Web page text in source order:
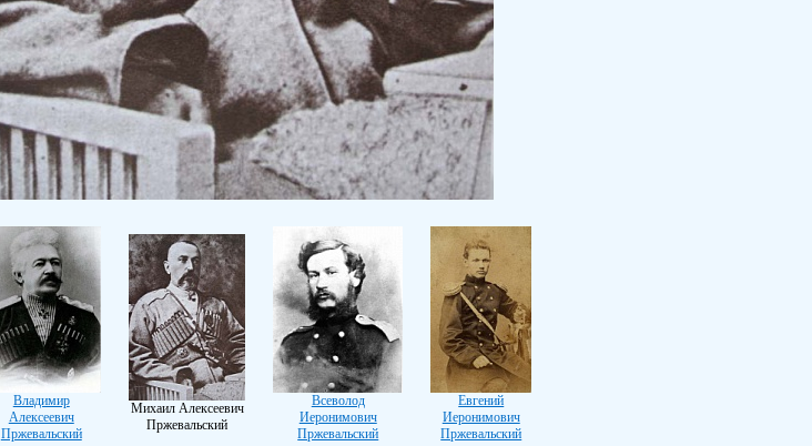
Владимир
Алексеевич
Пржевальский
Михаил Алексеевич
Пржевальский
Всеволод
Иеронимович
Пржевальский
Евгений
Иеронимович
Пржевальский